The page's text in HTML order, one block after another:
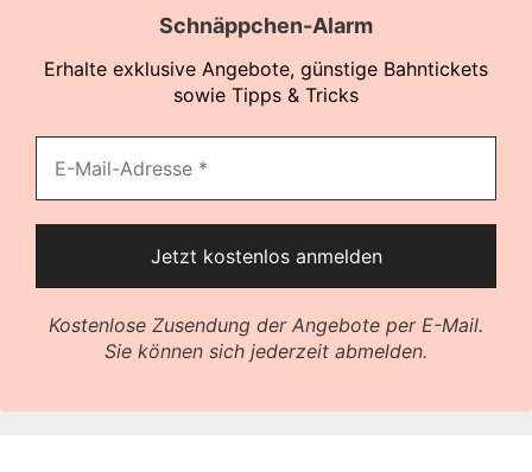
Schnäppchen-Alarm
Erhalte exklusive Angebote, günstige Bahntickets
sowie Tipps & Tricks
Kostenlose Zusendung der Angebote per E-Mail.
Sie können sich jederzeit abmelden.